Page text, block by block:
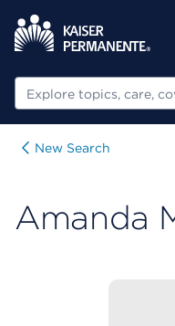
Buscar
New Search
Amanda